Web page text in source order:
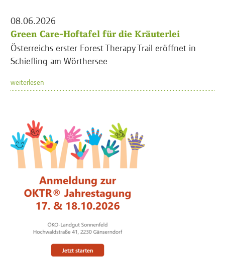
08.06.2026
Green Care-Hoftafel für die Kräuterlei
Österreichs erster Forest Therapy Trail eröffnet in
Schiefling am Wörthersee
weiterlesen